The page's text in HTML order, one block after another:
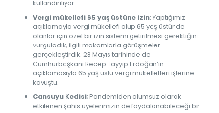
kullandırılıyor.
Vergi mükellefi 65 yaş üstüne izin: Yaptığımız
açıklamayla vergi mükellefi olup 65 yaş üstünde
olanlar için özel bir izin sistemi getirilmesi gerektiğini
vurguladık, ilgili makamlarla görüşmeler
gerçekleştirdik. 28 Mayıs tarihinde de
Cumhurbaşkanı Recep Tayyip Erdoğan’ın
açıklamasıyla 65 yaş üstü vergi mükellefleri işlerine
kavuştu.
Cansuyu Kedisi; Pandemiden olumsuz olarak
etkilenen şahıs üyelerimizin de faydalanabileceği bir